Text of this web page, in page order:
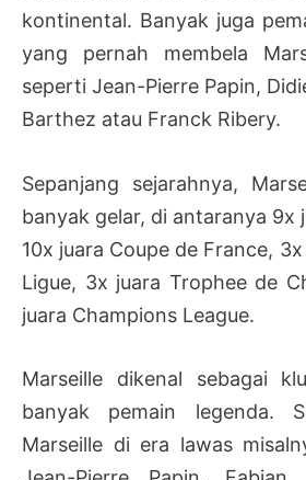
kontinental. Banyak juga
yang pernah membela
seperti Jean-Pierre Papin,
Barthez atau Franck Ribery.
Sepanjang sejarahnya,
banyak gelar, di antaranya 9x
10x juara Coupe de France,
Ligue, 3x juara Trophee de
juara Champions League.
Marseille dikenal sebagai
banyak pemain legenda.
Marseille di era lawas